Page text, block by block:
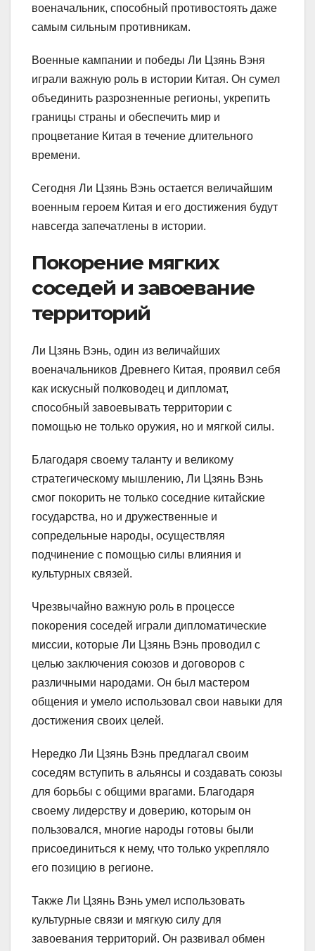
военачальник, способный противостоять даже
самым сильным противникам.
Военные кампании и победы Ли Цзянь Вэня
играли важную роль в истории Китая. Он сумел
объединить разрозненные регионы, укрепить
границы страны и обеспечить мир и
процветание Китая в течение длительного
времени.
Сегодня Ли Цзянь Вэнь остается величайшим
военным героем Китая и его достижения будут
навсегда запечатлены в истории.
Покорение мягких
соседей и завоевание
территорий
Ли Цзянь Вэнь, один из величайших
военачальников Древнего Китая, проявил себя
как искусный полководец и дипломат,
способный завоевывать территории с
помощью не только оружия, но и мягкой силы.
Благодаря своему таланту и великому
стратегическому мышлению, Ли Цзянь Вэнь
смог покорить не только соседние китайские
государства, но и дружественные и
сопредельные народы, осуществляя
подчинение с помощью силы влияния и
культурных связей.
Чрезвычайно важную роль в процессе
покорения соседей играли дипломатические
миссии, которые Ли Цзянь Вэнь проводил с
целью заключения союзов и договоров с
различными народами. Он был мастером
общения и умело использовал свои навыки для
достижения своих целей.
Нередко Ли Цзянь Вэнь предлагал своим
соседям вступить в альянсы и создавать союзы
для борьбы с общими врагами. Благодаря
своему лидерству и доверию, которым он
пользовался, многие народы готовы были
присоединиться к нему, что только укрепляло
его позицию в регионе.
Также Ли Цзянь Вэнь умел использовать
культурные связи и мягкую силу для
завоевания территорий. Он развивал обмен